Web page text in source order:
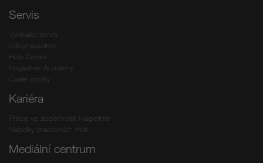
Servis
Vynikající servis
edibyhagleitner
Help Center
Hagleitner Academy
Časté otázky
Kariéra
Práce ve společnosti Hagleitner
Nabídky pracovních míst
Mediální centrum